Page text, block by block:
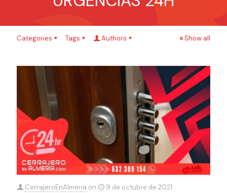
Categories Tags Authors Show all
CerrajeroEnAlmeria on 9 de octubre de 2021